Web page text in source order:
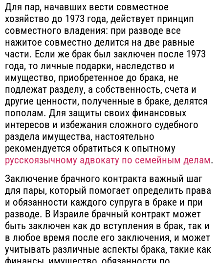
Для пар, начавших вести совместное
хозяйство до 1973 года, действует принцип
совместного владения: при разводе все
нажитое совместно делится на две равные
части. Если же брак был заключен после 1973
года, то личные подарки, наследство и
имущество, приобретенное до брака, не
подлежат разделу, а собственность, счета и
другие ценности, полученные в браке, делятся
пополам. Для защиты своих финансовых
интересов и избежания сложного судебного
раздела имущества, настоятельно
рекомендуется обратиться к опытному
русскоязычному адвокату по семейным делам.
Заключение брачного контракта важный шаг
для пары, который помогает определить права
и обязанности каждого супруга в браке и при
разводе. В Израиле брачный контракт может
быть заключен как до вступления в брак, так и
в любое время после его заключения, и может
учитывать различные аспекты брака, такие как